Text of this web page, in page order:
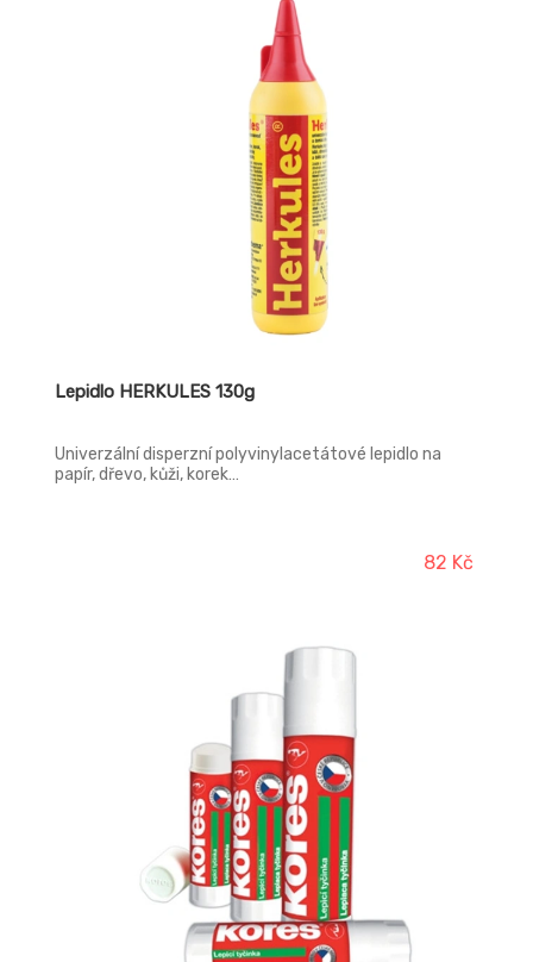
Lepidlo HERKULES 130g
Univerzální disperzní polyvinylacetátové lepidlo na
papír, dřevo, kůži, korek…
82 Kč